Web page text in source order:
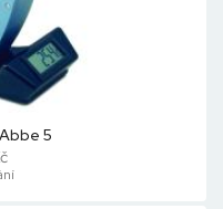
5